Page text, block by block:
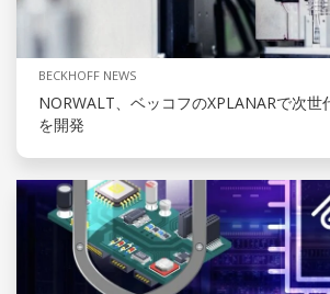
BECKHOFF NEWS
NORWALT、ベッコフのXPLANARで次世
を開発